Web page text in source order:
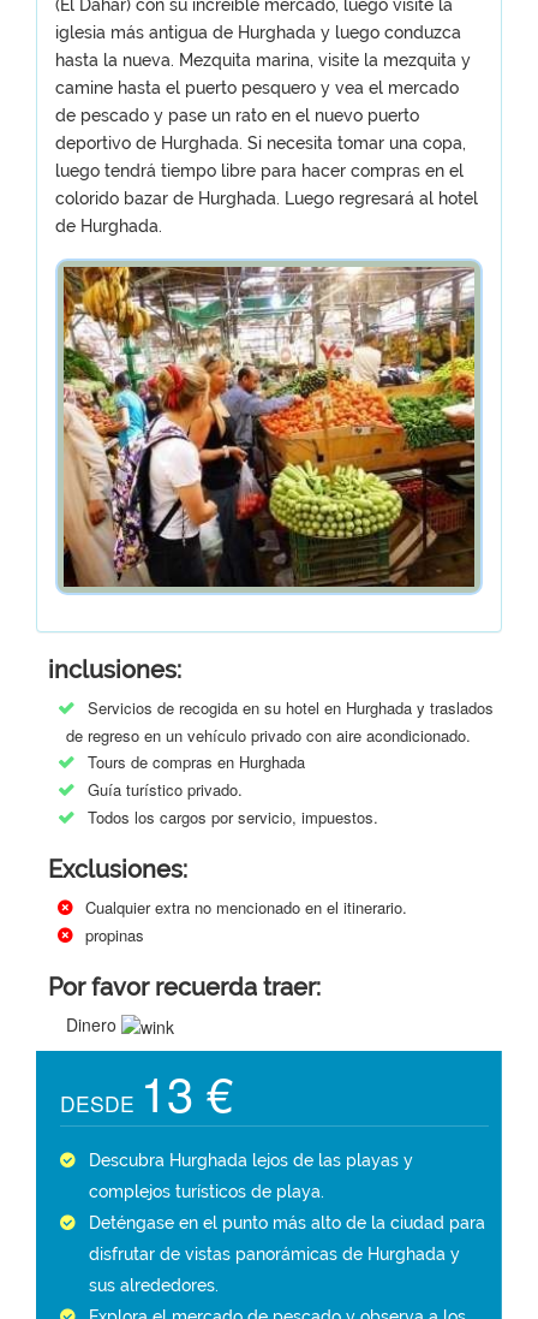
(El Dahar) con su increíble mercado, luego visite la
iglesia más antigua de Hurghada y luego conduzca
hasta la nueva. Mezquita marina, visite la mezquita y
camine hasta el puerto pesquero y vea el mercado
de pescado y pase un rato en el nuevo puerto
deportivo de Hurghada. Si necesita tomar una copa,
luego tendrá tiempo libre para hacer compras en el
colorido bazar de Hurghada. Luego regresará al hotel
de Hurghada.
inclusiones:
Servicios de recogida en su hotel en Hurghada y traslados
de regreso en un vehículo privado con aire acondicionado.
Tours de compras en Hurghada
Guía turístico privado.
Todos los cargos por servicio, impuestos.
Exclusiones:
Cualquier extra no mencionado en el itinerario.
propinas
Por favor recuerda traer:
Dinero
DESDE 13 €
Descubra Hurghada lejos de las playas y
complejos turísticos de playa.
Deténgase en el punto más alto de la ciudad para
disfrutar de vistas panorámicas de Hurghada y
sus alrededores.